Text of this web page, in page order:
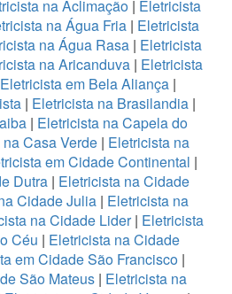
na Aclimação| Eletricista
na Água Fria | Eletricista
na Água Rasa | Eletricista
na Aricanduva| Eletricista
Eletricista em Bela Aliança |
| Eletricista na Brasilandia |
| Eletricista na Capela do
Casa Verde | Eletricista na
em Cidade Continental |
Dutra | Eletricista na Cidade
Cidade Julia | Eletricista na
na Cidade Lider| Eletricista
Céu | Eletricista na Cidade
em Cidade São Francisco |
São Mateus| Eletricista na